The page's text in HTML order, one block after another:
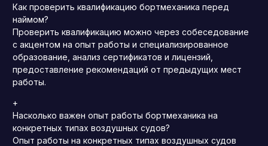
Как проверить квалификацию бортмеханика перед
наймом?
Проверить квалификацию можно через собеседование
с акцентом на опыт работы и специализированное
образование, анализ сертификатов и лицензий,
предоставление рекомендаций от предыдущих мест
работы.
+
Насколько важен опыт работы бортмеханика на
конкретных типах воздушных судов?
Опыт работы на конкретных типах воздушных судов